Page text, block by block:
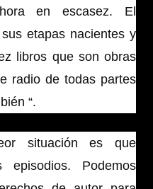
en escasez. El
etapas nacientes y
libros que son obras
radio de todas partes
“.
situación es que
Podemos